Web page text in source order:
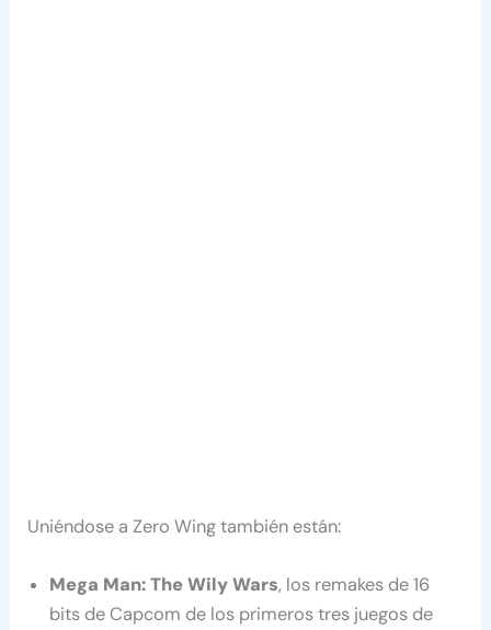
Uniéndose a Zero Wing también están:
Mega Man: The Wily Wars, los remakes de 16
bits de Capcom de los primeros tres juegos de